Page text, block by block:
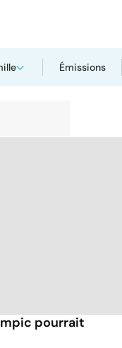
Émissions
pourrait